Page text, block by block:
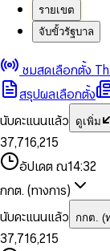
รายเขต
จับขั้วรัฐบาล
ชมสดเลือกตั้ง
สรุปผลเลือกตั้ง
นับคะแนนแล้ว
ดูเพิ่ม
0
1
2
3
4
5
6
8
9
2
3
4
5
6
7
8
9
,
0
2
4
6
7
8
9
0
1
2
3
4
5
6
7
8
1
3
5
6
7
8
9
,
1
2
4
5
7
8
9
0
1
3
4
6
7
8
0
2
3
4
5
7
8
อัปเดต ณ14:32
กกต. (ทางการ)
นับคะแนนแล้ว
กกต. (
0
1
2
3
0
1
2
4
5
6
7,
0
1
2
4
6
7
0
1
0
1
3
5
6,
1
2
0
1
0
2
3
4
5